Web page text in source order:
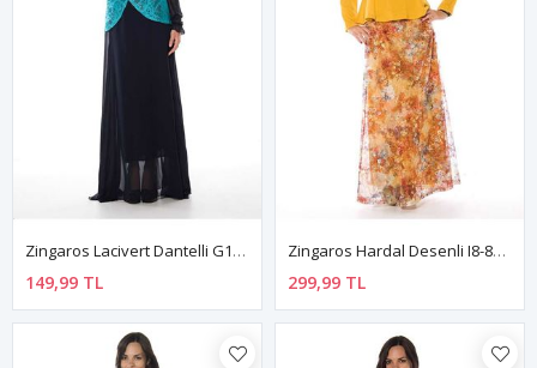
Zingaros Lacivert Dantelli G1-82749
149,99 TL
Zingaros Hardal Desenli I8-82310
299,99 TL